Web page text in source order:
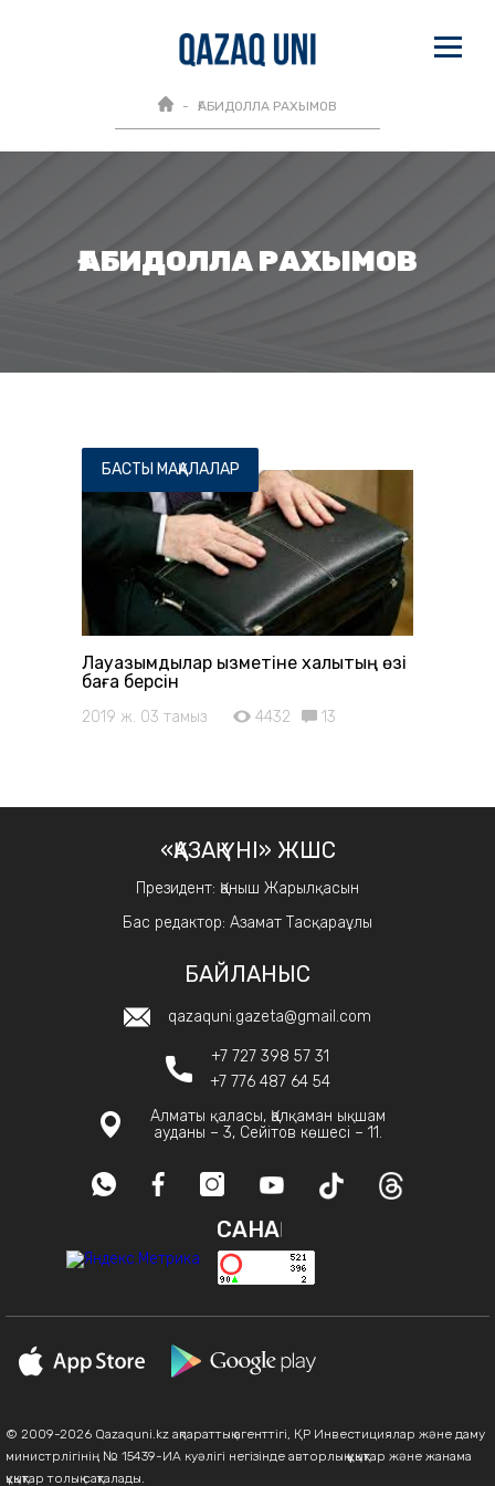
ҒАБИДОЛЛА РАХЫМОВ
ҒАБИДОЛЛА РАХЫМОВ
БАСТЫ МАҚАЛАЛАР
Лауазымдылар қызметіне халықтың өзі
баға берсін
2019 ж. 03 тамыз 4432 13
«ҚАЗАҚ ҮНІ» ЖШС
Президент: Қаныш Жарылқасын
Бас редактор: Азамат Тасқараұлы
БАЙЛАНЫС
qazaquni.gazeta@gmail.com
+7 727 398 57 31
+7 776 487 64 54
Алматы қаласы, Қалқаман ықшам
ауданы – 3, Сейітов көшесі – 11.
САНАҚ
© 2009-2026 Qazaquni.kz ақпараттық агенттігі, ҚР Инвестициялар және даму
министрлігінің № 15439-ИА куәлігі негізінде авторлық құқықтар және жанама
құқықтар толық сақталады.